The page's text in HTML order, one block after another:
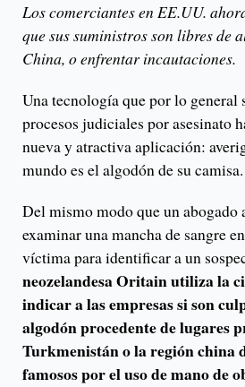
Los comerciantes en EE.UU.
que sus suministros son libres de
China, o enfrentar incautaciones.
Una tecnología que por lo general
procesos judiciales por asesinato
nueva y atractiva aplicación:
mundo es el algodón de su camisa.
Del mismo modo que un abogado
examinar una mancha de sangre
víctima para identificar a un
neozelandesa Oritain utiliza la
indicar a las empresas si son
algodón procedente de lugares
Turkmenistán o la región china
famosos por el uso de mano de